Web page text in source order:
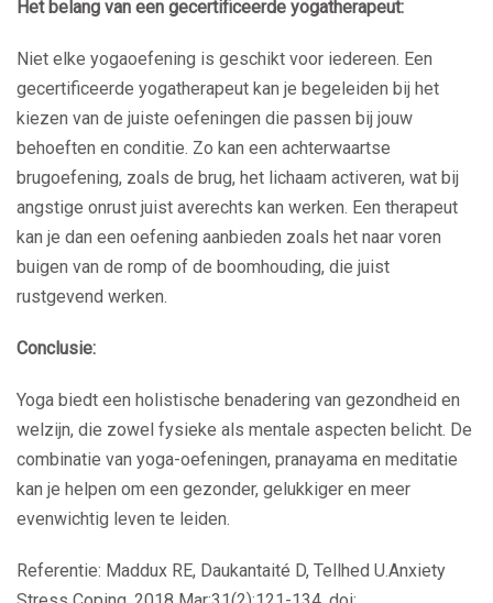
Het belang van een gecertificeerde yogatherapeut:
Niet elke yogaoefening is geschikt voor iedereen. Een
gecertificeerde yogatherapeut kan je begeleiden bij het
kiezen van de juiste oefeningen die passen bij jouw
behoeften en conditie. Zo kan een achterwaartse
brugoefening, zoals de brug, het lichaam activeren, wat bij
angstige onrust juist averechts kan werken. Een therapeut
kan je dan een oefening aanbieden zoals het naar voren
buigen van de romp of de boomhouding, die juist
rustgevend werken.
Conclusie:
Yoga biedt een holistische benadering van gezondheid en
welzijn, die zowel fysieke als mentale aspecten belicht. De
combinatie van yoga-oefeningen, pranayama en meditatie
kan je helpen om een gezonder, gelukkiger en meer
evenwichtig leven te leiden.
Referentie: Maddux RE, Daukantaité D, Tellhed U.Anxiety